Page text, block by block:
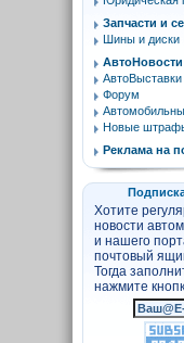
Запчасти и
Шины и диски
АвтоНовости
АвтоВыставки
Форум
Новые
Реклама на
Хотите
новости
и нашего
почтовый
Тогда
нажмите